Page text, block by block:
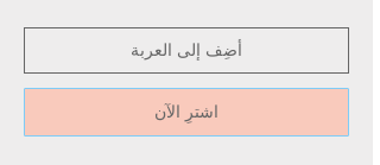
أضِف إلى العربة
اشترِ الآن